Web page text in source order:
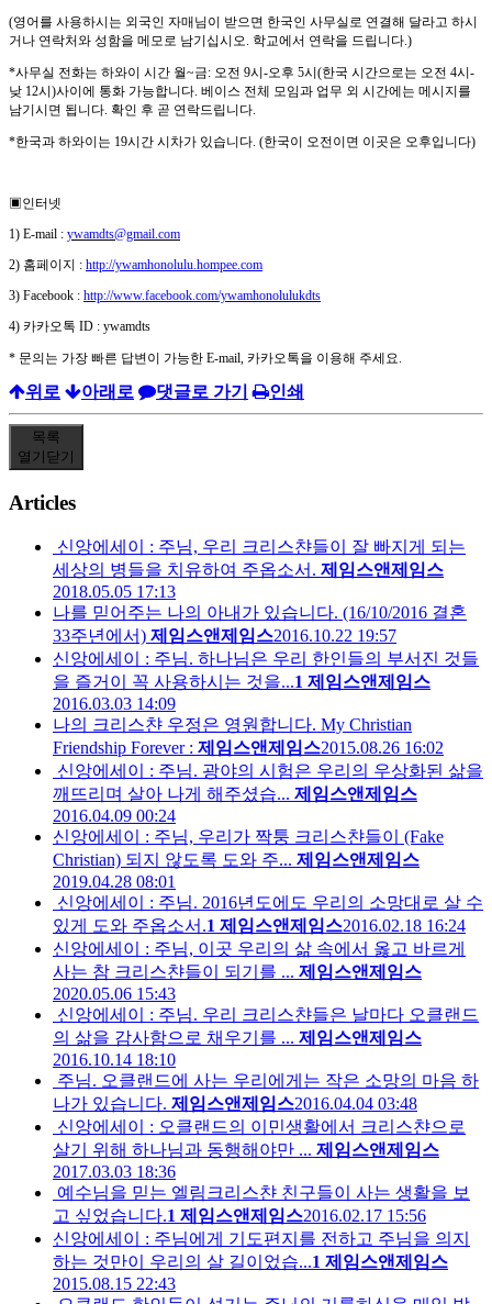
(영어를 사용하시는 외국인 자매님이 받으면 한국인 사무실로 연결해 달라고 하시
거나 연락처와 성함을 메모로 남기십시오. 학교에서 연락을 드립니다.)
*사무실 전화는 하와이 시간 월~금: 오전 9시 -오후 5시 (한국 시간으로는 오전 4시 -
낮 12시 )사이에 통화 가능합니다. 베이스 전체 모임과 업무 외 시간에는 메시지를
남기시면 됩니다. 확인 후 곧 연락드립니다.
*한국과 하와이는 19시간 시차가 있습니다. (한국이 오전이면 이곳은 오후입니다)
▣인터넷
1) E-mail : ywamdts@gmail.com
2) 홈페이지 : http://ywamhonolulu.hompee.com
3) Facebook : http://www.facebook.com/ywamhonolulukdts
4) 카카오톡 ID : ywamdts
* 문의는 가장 빠른 답변이 가능한 E-mail, 카카오톡을 이용해 주세요.
위로 아래로 댓글로 가기 인쇄
목록
열기 닫기
Articles
신앙에세이 : 주님, 우리 크리스챤들이 잘 빠지게 되는
세상의 병들을 치유하여 주옵소서. 제임스앤제임스
2018.05.05 17:13
나를 믿어주는 나의 아내가 있습니다. (16/10/2016 결혼
33주년에서) 제임스앤제임스2016.10.22 19:57
신앙에세이 : 주님. 하나님은 우리 한인들의 부서진 것들
을 즐거이 꼭 사용하시는 것을...1 제임스앤제임스
2016.03.03 14:09
나의 크리스챤 우정은 영원합니다. My Christian
Friendship Forever : 제임스앤제임스2015.08.26 16:02
신앙에세이 : 주님. 광야의 시험은 우리의 우상화된 삶을
깨뜨리며 살아 나게 해주셨습... 제임스앤제임스
2016.04.09 00:24
신앙에세이 : 주님, 우리가 짝퉁 크리스챤들이 (Fake
Christian) 되지 않도록 도와 주... 제임스앤제임스
2019.04.28 08:01
신앙에세이 : 주님. 2016년도에도 우리의 소망대로 살 수
있게 도와 주옵소서.1 제임스앤제임스2016.02.18 16:24
신앙에세이 : 주님, 이곳 우리의 삶 속에서 옳고 바르게
사는 참 크리스챤들이 되기를 ... 제임스앤제임스
2020.05.06 15:43
신앙에세이 : 주님. 우리 크리스챤들은 날마다 오클랜드
의 삶을 감사함으로 채우기를 ... 제임스앤제임스
2016.10.14 18:10
주님. 오클랜드에 사는 우리에게는 작은 소망의 마음 하
나가 있습니다. 제임스앤제임스2016.04.04 03:48
신앙에세이 : 오클랜드의 이민생활에서 크리스챤으로
살기 위해 하나님과 동행해야만 ... 제임스앤제임스
2017.03.03 18:36
예수님을 믿는 엘림크리스챤 친구들이 사는 생활을 보
고 싶었습니다.1 제임스앤제임스2016.02.17 15:56
신앙에세이 : 주님에게 기도편지를 전하고 주님을 의지
하는 것만이 우리의 살 길이었습...1 제임스앤제임스
2015.08.15 22:43